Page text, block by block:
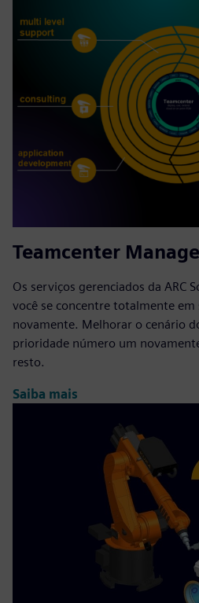
Teamcenter
Os serviços gerenciados da ARC
você se concentre totalmente
novamente. Melhorar o cenário
prioridade número um
resto.
Saiba mais